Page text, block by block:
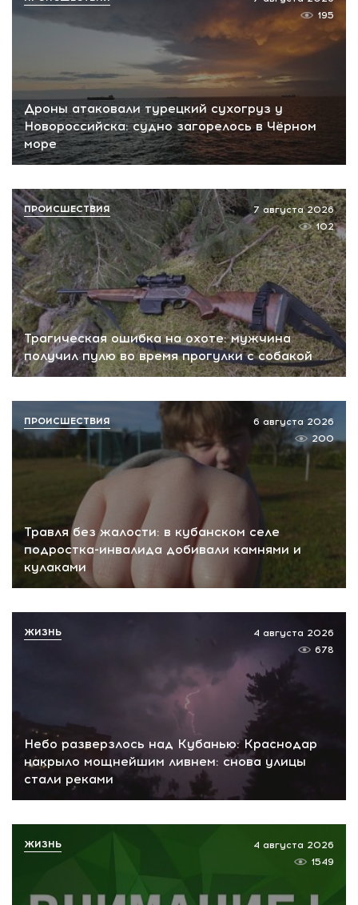
Дроны атаковали турецкий сухогруз у
Новороссийска: судно загорелось в Чёрном
море
195
Трагическая ошибка на охоте: мужчина
получил пулю во время прогулки с собакой
7 августа 2026
102
ПРОИСШЕСТВИЯ
Травля без жалости: в кубанском селе
подростка-инвалида добивали камнями и
кулаками
6 августа 2026
200
ПРОИСШЕСТВИЯ
Небо разверзлось над Кубанью: Краснодар
накрыло мощнейшим ливнем: снова улицы
стали реками
4 августа 2026
678
ЖИЗНЬ
4 августа 2026
1549
ЖИЗНЬ